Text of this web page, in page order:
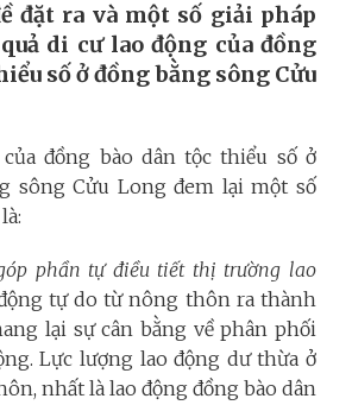
đặt ra và một số giải pháp
di cư lao động của đồng
số ở đồng bằng sông Cửu
đồng bào dân tộc thiểu số ở
sông Cửu Long đem lại một số
phần tự điều tiết thị trường lao
tự do từ nông thôn ra thành
lại sự cân bằng về phân phối
Lực lượng lao động dư thừa ở
nhất là lao động đồng bào dân